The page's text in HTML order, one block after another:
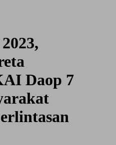
Daop 7